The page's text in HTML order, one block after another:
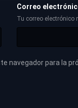
Correo
Tu correo electrónico
navegador para la